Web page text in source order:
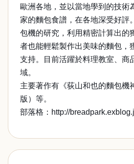
歐洲各地，並以當地學到的技術
家的麵包食譜，在各地深受好評
包機的研究，利用精密計算出的
者也能輕鬆製作出美味的麵包，
支持。目前活躍於料理教室、商
域。
主要著作有《荻山和也的麵包機
版）等。
部落格：http://